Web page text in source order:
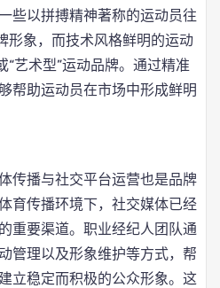
些以拼搏精神著称的运动员往
形象，而技术风格鲜明的运动
“艺术型”运动品牌。通过精准
帮助运动员在市场中形成鲜明
传播与社交平台运营也是品牌
育传播环境下，社交媒体已经
重要渠道。职业经纪人团队通
管理以及形象维护等方式，帮
立稳定而积极的公众形象。这